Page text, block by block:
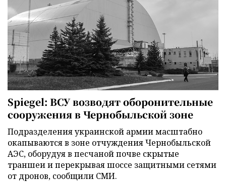
Spiegel: ВСУ возводят оборонительные
сооружения в Чернобыльской зоне
Подразделения украинской армии масштабно
окапываются в зоне отчуждения Чернобыльской
АЭС, оборудуя в песчаной почве скрытые
траншеи и перекрывая шоссе защитными сетями
от дронов, сообщили СМИ.